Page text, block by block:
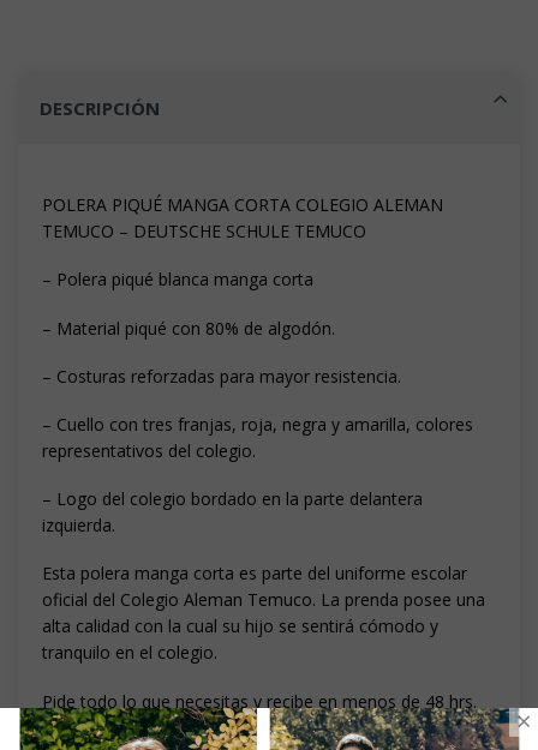
DESCRIPCIÓN
POLERA PIQUÉ MANGA CORTA COLEGIO ALEMAN
TEMUCO – DEUTSCHE SCHULE TEMUCO
– Polera piqué blanca manga corta
– Material piqué con 80% de algodón.
– Costuras reforzadas para mayor resistencia.
– Cuello con tres franjas, roja, negra y amarilla, colores
representativos del colegio.
– Logo del colegio bordado en la parte delantera
izquierda.
Esta polera manga corta es parte del uniforme escolar
oficial del Colegio Aleman Temuco. La prenda posee una
alta calidad con la cual su hijo se sentirá cómodo y
tranquilo en el colegio.
Pide todo lo que necesitas y recibe en menos de 48 hrs.
en la puerta de tu casa. Si tienes alguna duda con tu talla
×